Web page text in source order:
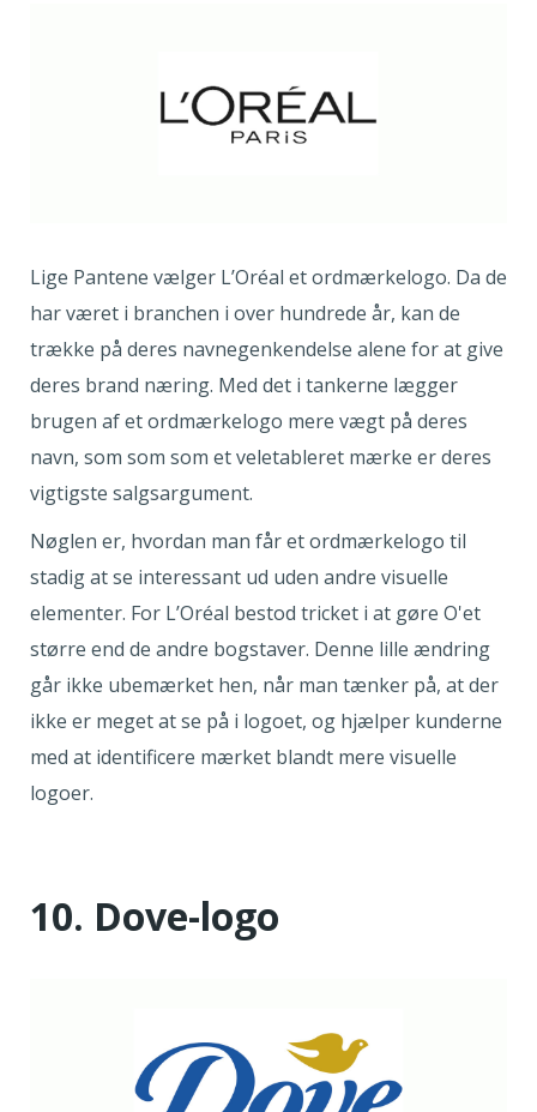
Lige Pantene vælger L’Oréal et ordmærkelogo. Da de
har været i branchen i over hundrede år, kan de
trække på deres navnegenkendelse alene for at give
deres brand næring. Med det i tankerne lægger
brugen af et ordmærkelogo mere vægt på deres
navn, som som som et veletableret mærke er deres
vigtigste salgsargument.
Nøglen er, hvordan man får et ordmærkelogo til
stadig at se interessant ud uden andre visuelle
elementer. For L’Oréal bestod tricket i at gøre O'et
større end de andre bogstaver. Denne lille ændring
går ikke ubemærket hen, når man tænker på, at der
ikke er meget at se på i logoet, og hjælper kunderne
med at identificere mærket blandt mere visuelle
logoer.
10. Dove-logo